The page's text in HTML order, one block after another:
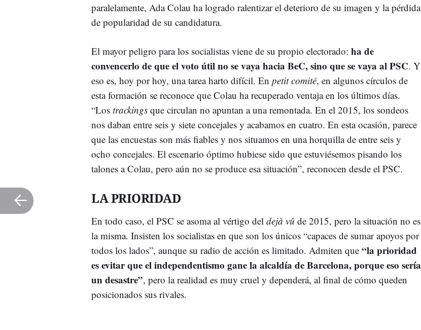
paralelamente, Ada Colau ha logrado ralentizar el deterioro de su imagen y la pérdida
de popularidad de su candidatura.
El mayor peligro para los socialistas viene de su propio electorado: ha de
convencerlo de que el voto útil no se vaya hacia BeC, sino que se vaya al PSC. Y
eso es, hoy por hoy, una tarea harto difícil. En petit comité, en algunos círculos de
esta formación se reconoce que Colau ha recuperado ventaja en los últimos días.
“Los trackings que circulan no apuntan a una remontada. En el 2015, los sondeos
nos daban entre seis y siete concejales y acabamos en cuatro. En esta ocasión, parece
que las encuestas son más fiables y nos situamos en una horquilla de entre seis y
ocho concejales. El escenario óptimo hubiese sido que estuviésemos pisando los
talones a Colau, pero aún no se produce esa situación”, reconocen desde el PSC.
LA PRIORIDAD
En todo caso, el PSC se asoma al vértigo del dejà vû de 2015, pero la situación no es
la misma. Insisten los socialistas en que son los únicos “capaces de sumar apoyos por
todos los lados”, aunque su radio de acción es limitado. Admiten que “la prioridad
es evitar que el independentismo gane la alcaldía de Barcelona, porque eso sería
un desastre”, pero la realidad es muy cruel y dependerá, al final de cómo queden
posicionados sus rivales.